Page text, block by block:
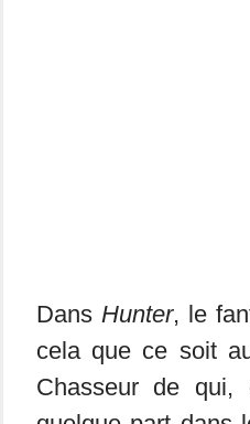
Dans Hunter, le
cela que ce soit
Chasseur de